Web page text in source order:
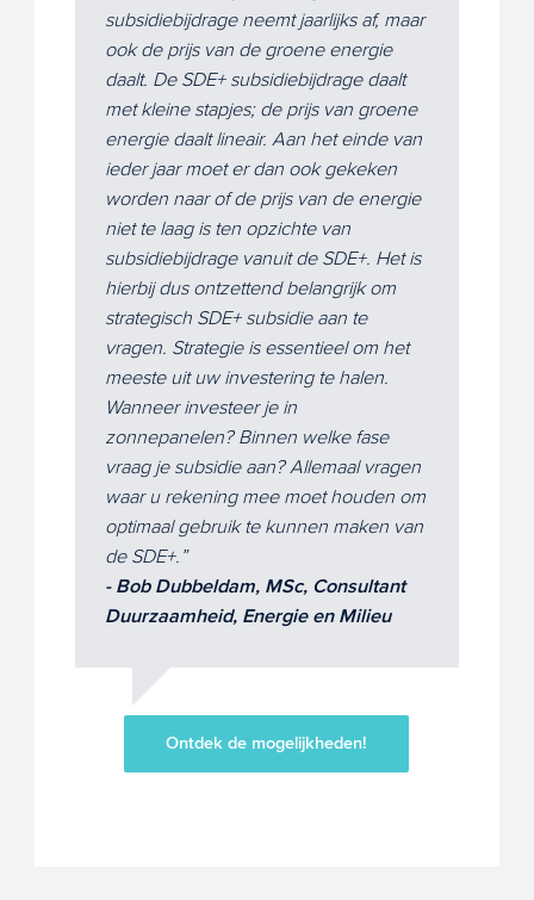
subsidiebijdrage neemt jaarlijks af, maar
ook de prijs van de groene energie
daalt. De SDE+ subsidiebijdrage daalt
met kleine stapjes; de prijs van groene
energie daalt lineair. Aan het einde van
ieder jaar moet er dan ook gekeken
worden naar of de prijs van de energie
niet te laag is ten opzichte van
subsidiebijdrage vanuit de SDE+. Het is
hierbij dus ontzettend belangrijk om
strategisch SDE+ subsidie aan te
vragen. Strategie is essentieel om het
meeste uit uw investering te halen.
Wanneer investeer je in
zonnepanelen? Binnen welke fase
vraag je subsidie aan? Allemaal vragen
waar u rekening mee moet houden om
optimaal gebruik te kunnen maken van
de SDE+.
- Bob Dubbeldam, MSc, Consultant
Duurzaamheid, Energie en Milieu
Ontdek de mogelijkheden!